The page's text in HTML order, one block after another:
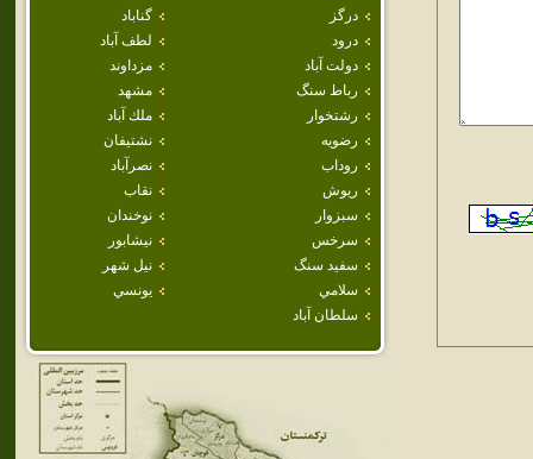
درگز
گناباد
درود
لطف آباد
دولت آباد
مزداوند
رباط سنگ
مشهد
رشتخوار
ملك آباد
رضويه
نشتيفان
روداب
نصرآباد
ريوش
نقاب
سبزوار
نوخندان
سرخس
نيشابور
سفيد سنگ
نيل شهر
سلامي
يونسي
سلطان آباد